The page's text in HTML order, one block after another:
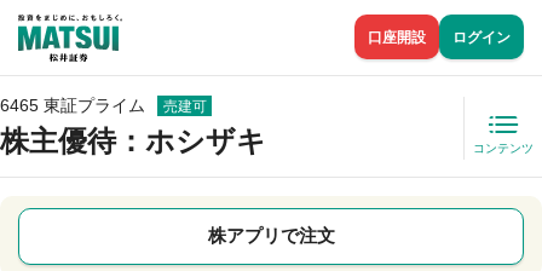
口座開設 ログイン
6465 東証プライム 売建可
株主優待：ホシザキ コンテンツ
株アプリで注文